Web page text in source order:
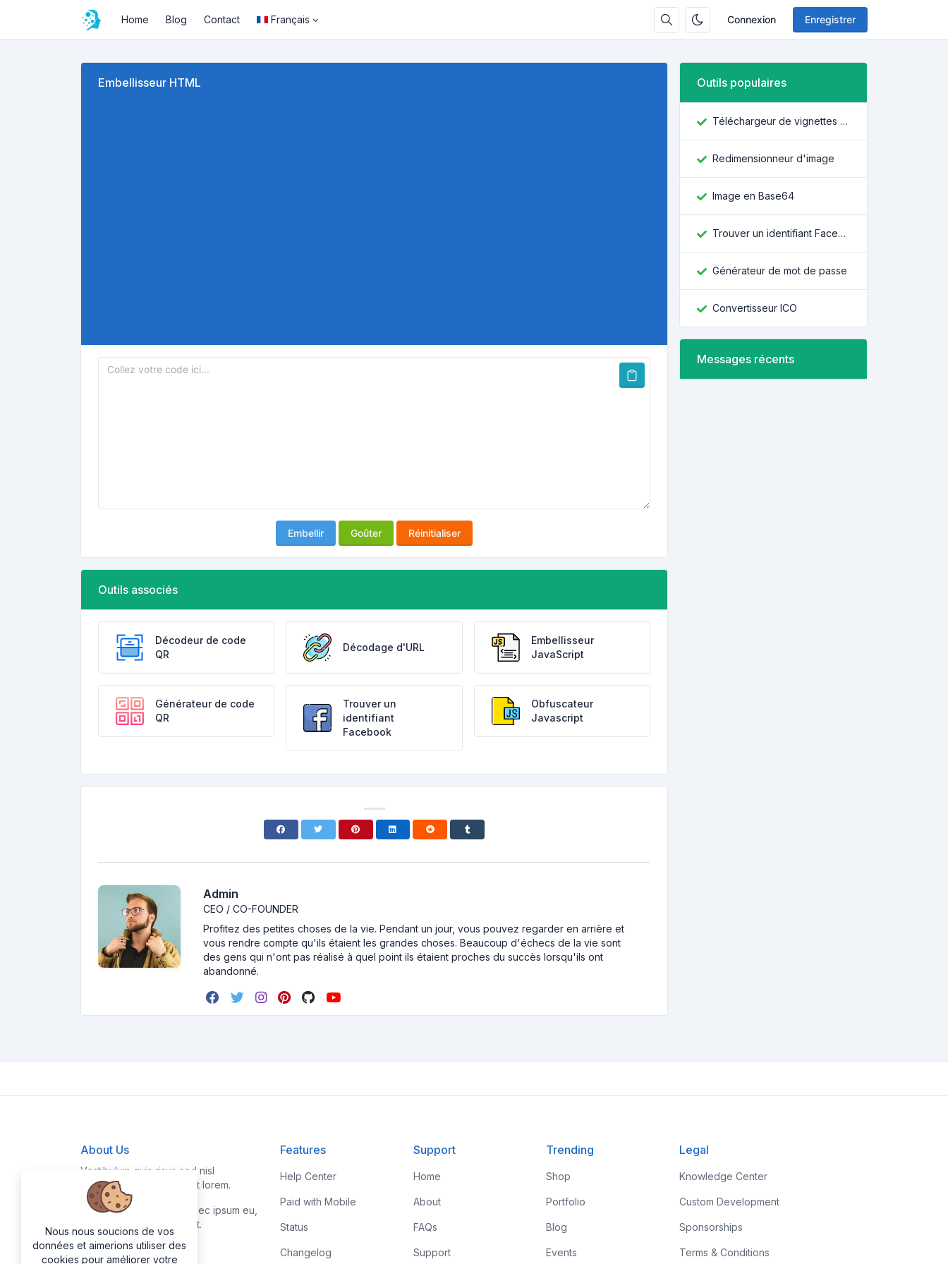
Connexion Enregistrer
Home Blog Contact Français
Embellisseur HTML
Embellir Goûter Réinitialiser
Outils associés
Décodeur de code
QR
Décodage d'URL
Embellisseur
JavaScript
Générateur de code
QR
Trouver un
identifiant
Facebook
Obfuscateur
Javascript
Admin
CEO / CO-FOUNDER
Profitez des petites choses de la vie. Pendant un jour, vous pouvez regarder en arrière et
vous rendre compte qu'ils étaient les grandes choses. Beaucoup d'échecs de la vie sont
des gens qui n'ont pas réalisé à quel point ils étaient proches du succès lorsqu'ils ont
abandonné.
Outils populaires
Téléchargeur de vignettes YouTube
Redimensionneur d'image
Image en Base64
Trouver un identifiant Facebook
Générateur de mot de passe
Convertisseur ICO
Messages récents
About Us
Vestibulum quis risus sed nisl
pellentesque aliquet et et lorem.
Fusce nibh nisl, gravida nec ipsum eu,
feugiat condimentum velit.
Features
Help Center
Paid with Mobile
Status
Changelog
Support
Home
About
FAQs
Support
Trending
Shop
Portfolio
Blog
Events
Legal
Knowledge Center
Custom Development
Sponsorships
Terms & Conditions
Nous nous soucions de vos
données et aimerions utiliser des
cookies pour améliorer votre